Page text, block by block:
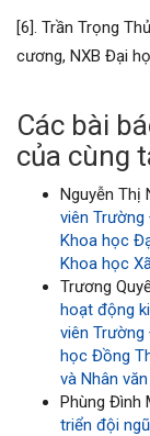
[6]. Trần Trọng
cương, NXB Đại
Các bài
của cùng
Nguyễn Thị
viên
Khoa học
Khoa học
Trương
hoạt động
viên
học Đồng
và Nhân văn
Phùng Đình
triển đội